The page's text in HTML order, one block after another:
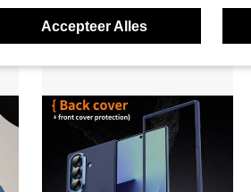
Accepteer Alles